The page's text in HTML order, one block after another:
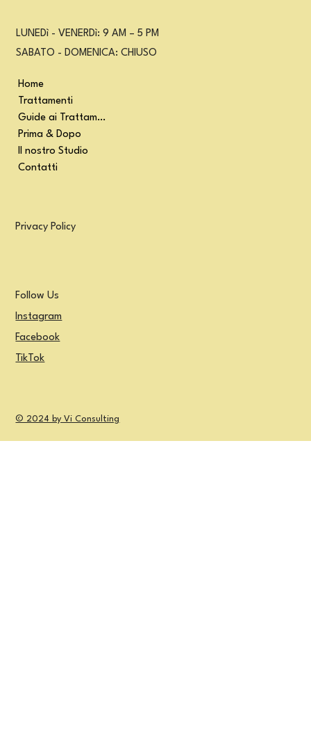
LUNEDì - VENERDì: 9 AM – 5 PM
SABATO - DOMENICA: CHIUSO
Home
Trattamenti
Guide ai Trattamenti
Prima & Dopo
Il nostro Studio
Contatti
Privacy Policy
Follow Us
Instagram
Facebook
TikTok
© 2024 by Vi Consulting